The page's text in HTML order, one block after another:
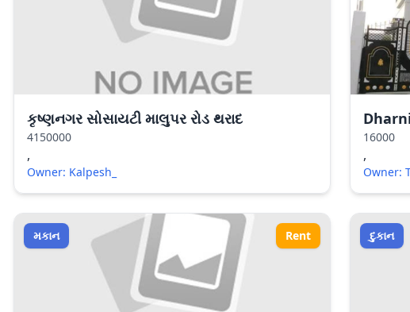
કૃષ્ણનગર સોસાયટી માલુપર રોડ થરાદ
4150000
,
Owner: Kalpesh_
16000
,
Owner:
મકાન Rent દુકાન